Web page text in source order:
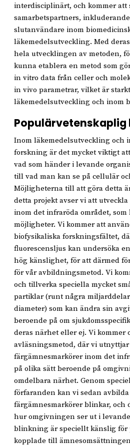
interdisciplinärt, och kommer att
samarbetspartners,
slutanvändare inom
läkemedelsutveckling. Med
hela utvecklingen av metoden,
kunna etablera en metod som
in vitro data från celler och
in vivo parametrar, vilket är
läkemedelsutveckling och inom
Inom läkemedelsutveckling och
forskning är det mycket viktigt
vad som händer i levande
till vad man kan se på cellulär
Möjligheterna till att göra detta
detta projekt avser vi att
inom det infraröda området, som
möjligheter. Vi kommer att
biofysikaliska forskningsfältet,
fluorescensljus kan undersöka
hög känslighet, för att därmed
för vår avbildningsmetod. Vi
och tillverka speciella mycket
partiklar (runt några
diameter) som kan ändra sin
beroende på om
deras närhet eller ej. Vi kommer
avläsningsmetod, där vi
färgämnesmarkörer inom det
på olika sätt beroende på
omdelbara närhet. Genom
förfaranden kan vi sedan
färgämnesmarkörer blinkar, och
hur omgivningen ser ut i
blinkning är speciellt känslig för
kopplade till